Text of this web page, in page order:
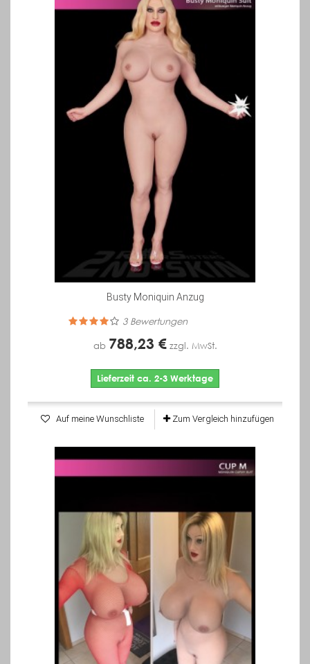
Busty Moniquin Anzug
3Bewertungen
ab 788,23 € zzgl. MwSt.
Lieferzeit ca. 2-3 Werktage
Auf meine Wunschliste Zum Vergleich hinzufügen